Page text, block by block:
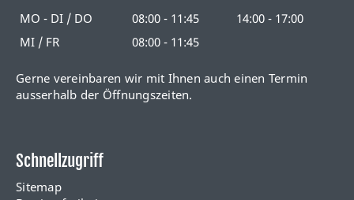
MO - DI / DO 08:00 - 11:45
14:00 - 17:00
MI / FR
08:00 - 11:45
Gerne vereinbaren wir mit Ihnen auch einen Termin
ausserhalb der Öffnungszeiten.
Schnellzugriff
Sitemap